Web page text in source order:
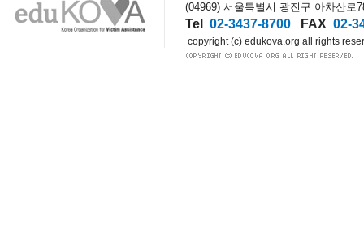
(04969) 서울특별시 광진구 아차산로
Tel 02-3437-8700 FAX 02-
copyright (c) edukova.org all rights